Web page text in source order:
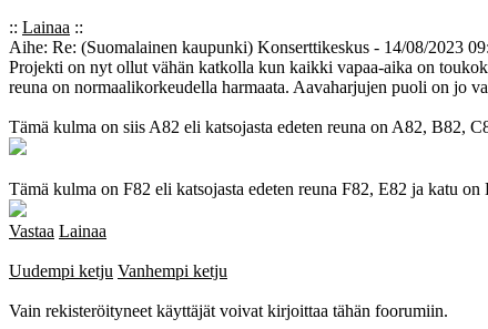
:: Lainaa ::
Aihe: Re: (Suomalainen kaupunki) Konserttikeskus - 14/08/2023
Projekti on nyt ollut vähän katkolla kun kaikki vapaa-aika on
reuna on normaalikorkeudella harmaata. Aavaharjujen puoli on jo
Tämä kulma on siis A82 eli katsojasta edeten reuna on A82, B82,
Tämä kulma on F82 eli katsojasta edeten reuna F82, E82 ja katu on
Vastaa Lainaa
Uudempi ketju Vanhempi ketju
Vain rekisteröityneet käyttäjät voivat kirjoittaa tähän foorumiin.